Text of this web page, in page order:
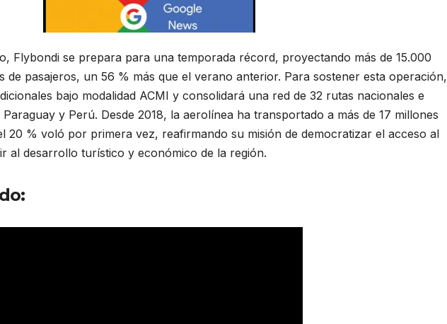
Flybondi se prepara para una temporada récord, proyectando más de 15.000
de pasajeros, un 56 % más que el verano anterior. Para sostener esta operación,
bajo modalidad ACMI y consolidará una red de 32 rutas nacionales e
y Perú. Desde 2018, la aerolínea ha transportado a más de 17 millones
20 % voló por primera vez, reafirmando su misión de democratizar el acceso al
al desarrollo turístico y económico de la región.